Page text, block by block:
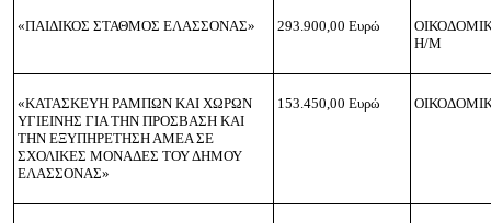
«ΠΑΙΔΙΚΟΣ ΣΤΑΘΜΟΣ ΕΛΑΣΣΟΝΑΣ» 293.900,00 Ευρώ
Η/Μ
«ΚΑΤΑΣΚΕΥΗ ΡΑΜΠΩΝ ΚΑΙ ΧΩΡΩΝ
ΥΓΙΕΙΝΗΣ ΓΙΑ ΤΗΝ ΠΡΟΣΒΑΣΗ ΚΑΙ
ΤΗΝ ΕΞΥΠΗΡΕΤΗΣΗ ΑΜΕΑ ΣΕ
ΣΧΟΛΙΚΕΣ ΜΟΝΑΔΕΣ ΤΟΥ ΔΗΜΟΥ
ΕΛΑΣΣΟΝΑΣ»
153.450,00 Ευρώ